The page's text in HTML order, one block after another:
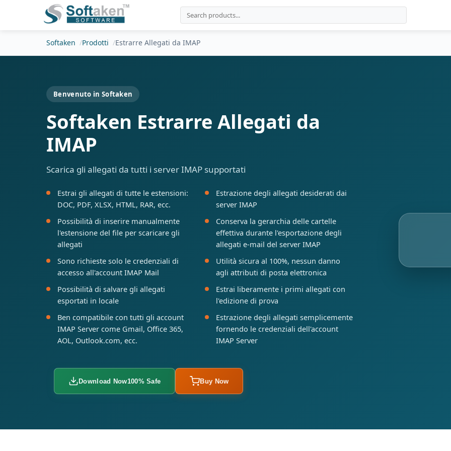
Softaken Prodotti Estrarre Allegati da IMAP
Benvenuto in Softaken
Softaken Estrarre Allegati da
IMAP
Scarica gli allegati da tutti i server IMAP supportati
Estrai gli allegati di tutte le estensioni:
DOC, PDF, XLSX, HTML, RAR, ecc.
Estrazione degli allegati desiderati dai
server IMAP
Possibilità di inserire manualmente
l'estensione del file per scaricare gli
allegati
Conserva la gerarchia delle cartelle
effettiva durante l'esportazione degli
allegati e-mail del server IMAP
Sono richieste solo le credenziali di
accesso all'account IMAP Mail
Utilità sicura al 100%, nessun danno
agli attributi di posta elettronica
Possibilità di salvare gli allegati
esportati in locale
Estrai liberamente i primi allegati con
l'edizione di prova
Ben compatibile con tutti gli account
IMAP Server come Gmail, Office 365,
AOL, Outlook.com, ecc.
Estrazione degli allegati semplicemente
fornendo le credenziali dell'account
IMAP Server
Download Now100% Safe Buy Now